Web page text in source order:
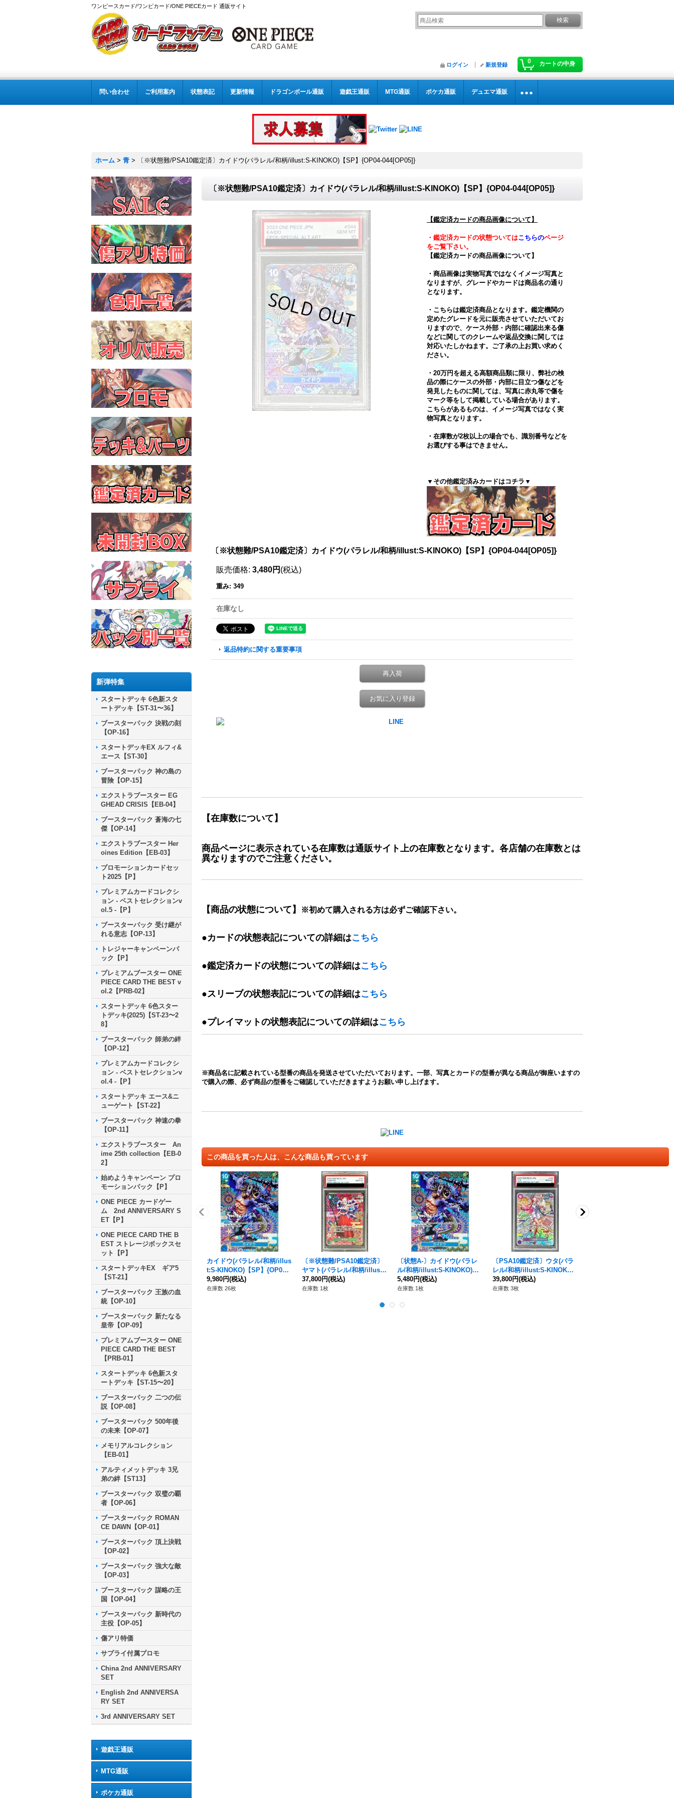
ワンピースカード/ワンピカード/ONE PIECEカード 通販サイト
0 カートの中身
ログイン 新規登録
問い合わせ ご利用案内 状態表記 更新情報 ドラゴンボール通販 遊戯王通販 MTG通販 ポケカ通販 デュエマ通販
ホーム > 青 > 〔※状態難/PSA10鑑定済〕カイドウ(パラレル/和柄/illust:S-KINOKO)【SP】{OP04-044[OP05]}
新弾特集
スタートデッキ 6色新スタ
ートデッキ【ST-31〜36】
ブースターパック 決戦の刻
【OP-16】
スタートデッキEX ルフィ&
エース【ST-30】
ブースターパック 神の島の
冒険【OP-15】
エクストラブースター EG
GHEAD CRISIS【EB-04】
ブースターパック 蒼海の七
傑【OP-14】
エクストラブースター Her
oines Edition【EB-03】
プロモーションカードセッ
ト2025【P】
プレミアムカードコレクシ
ョン - ベストセレクションv
ol.5 -【P】
ブースターパック 受け継が
れる意志【OP-13】
トレジャーキャンペーンパ
ック【P】
プレミアムブースター ONE
PIECE CARD THE BEST v
ol.2【PRB-02】
スタートデッキ 6色スター
トデッキ(2025)【ST-23〜2
8】
ブースターパック 師弟の絆
【OP-12】
プレミアムカードコレクシ
ョン - ベストセレクションv
ol.4 -【P】
スタートデッキ エース&ニ
ューゲート【ST-22】
ブースターパック 神速の拳
【OP-11】
エクストラブースター An
ime 25th collection【EB-0
2】
始めようキャンペーン プロ
モーションパック【P】
ONE PIECE カードゲー
ム 2nd ANNIVERSARY S
ET【P】
ONE PIECE CARD THE B
EST ストレージボックスセ
ット【P】
スタートデッキEX ギア5
【ST-21】
ブースターパック 王族の血
統【OP-10】
ブースターパック 新たなる
皇帝【OP-09】
プレミアムブースター ONE
PIECE CARD THE BEST
【PRB-01】
スタートデッキ 6色新スタ
ートデッキ【ST-15〜20】
ブースターパック 二つの伝
説【OP-08】
ブースターパック 500年後
の未来【OP-07】
メモリアルコレクション
【EB-01】
アルティメットデッキ 3兄
弟の絆【ST13】
ブースターパック 双璧の覇
者【OP-06】
ブースターパック ROMAN
CE DAWN【OP-01】
ブースターパック 頂上決戦
【OP-02】
ブースターパック 強大な敵
【OP-03】
ブースターパック 謀略の王
国【OP-04】
ブースターパック 新時代の
主役【OP-05】
傷アリ特価
サプライ付属プロモ
China 2nd ANNIVERSARY
SET
English 2nd ANNIVERSA
RY SET
3rd ANNIVERSARY SET
遊戯王通販
MTG通販
ポケカ通販
〔※状態難/PSA10鑑定済〕カイドウ(パラレル/和柄/illust:S-KINOKO)【SP】{OP04-044[OP05]}
【鑑定済カードの商品画像について】
・鑑定済カードの状態ついてはこちらのページ
をご覧下さい。
【鑑定済カードの商品画像について】
・商品画像は実物写真ではなくイメージ写真と
なりますが、グレードやカードは商品名の通り
となります。
・こちらは鑑定済商品となります。鑑定機関の
定めたグレードを元に販売させていただいてお
りますので、ケース外部・内部に確認出来る傷
などに関してのクレームや返品交換に関しては
対応いたしかねます。ご了承の上お買い求めく
ださい。
・20万円を超える高額商品類に限り、弊社の検
品の際にケースの外部・内部に目立つ傷などを
発見したものに関しては、写真に赤丸等で傷を
マーク等をして掲載している場合があります。
こちらがあるものは、イメージ写真ではなく実
物写真となります。
・在庫数が2枚以上の場合でも、識別番号などを
お選びする事はできません。
▼その他鑑定済みカードはコチラ▼
〔※状態難/PSA10鑑定済〕カイドウ(パラレル/和柄/illust:S-KINOKO)【SP】{OP04-044[OP05]}
販売価格: 3,480円 (税込)
重み: 349
在庫なし
返品特約に関する重要事項
再入荷
お気に入り登録
【在庫数について】
商品ページに表示されている在庫数は通販サイト上の在庫数となります。各店舗の在庫数とは
異なりますのでご注意ください。
【商品の状態について】 ※初めて購入される方は必ずご確認下さい。
●カードの状態表記についての詳細はこちら
●鑑定済カードの状態についての詳細はこちら
●スリーブの状態表記についての詳細はこちら
●プレイマットの状態表記についての詳細はこちら
※商品名に記載されている型番の商品を発送させていただいております。一部、写真とカードの型番が異なる商品が御座いますの
で購入の際、必ず商品の型番をご確認していただきますようお願い申し上げます。
この商品を買った人は、こんな商品も買っています
カイドウ(パラレル/和柄/illus
t:S-KINOKO)【SP】{OP04-0
44[OP05]}
9,980円(税込)
在庫数 26枚
〔※状態難/PSA10鑑定済〕
ヤマト(パラレル/和柄/illust:
S-KINOKO)【SP】{OP01-12
1[OP05]}
37,800円(税込)
在庫数 1枚
〔状態A-〕カイドウ(パラレ
ル/和柄/illust:S-KINOKO)
【SP】{OP04-044[OP05]}
5,480円(税込)
在庫数 1枚
〔PSA10鑑定済〕ウタ(パラ
レル/和柄/illust:S-KINOKO)
【SP】{OP02-120[OP05]}
39,800円(税込)
在庫数 3枚